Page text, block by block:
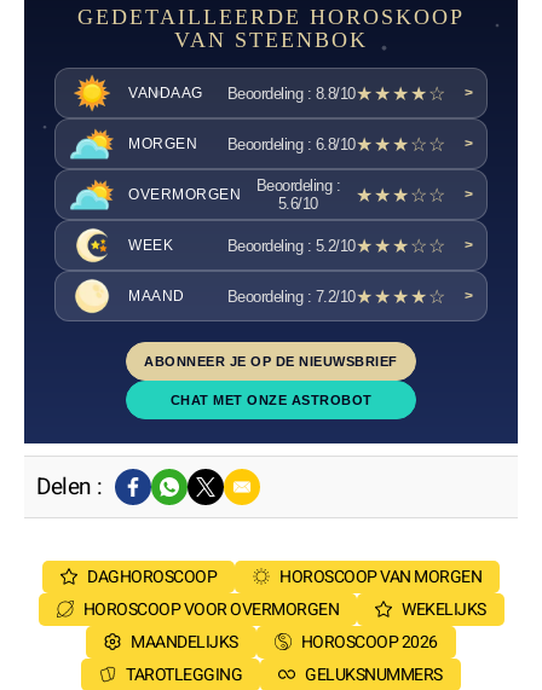
GEDETAILLEERDE HOROSKOOP
VAN STEENBOK
VANDAAG Beoordeling : 8.8/10★★★★☆ >
MORGEN Beoordeling : 6.8/10★★★☆☆ >
OVERMORGEN
Beoordeling :
5.6/10
★★★☆☆ >
WEEK Beoordeling : 5.2/10★★★☆☆ >
MAAND Beoordeling : 7.2/10★★★★☆ >
ABONNEER JE OP DE NIEUWSBRIEF
CHAT MET ONZE ASTROBOT
Delen :
DAGHOROSCOOP
HOROSCOOP VAN MORGEN
HOROSCOOP VOOR OVERMORGEN
WEKELIJKS
MAANDELIJKS
HOROSCOOP 2026
TAROTLEGGING
GELUKSNUMMERS